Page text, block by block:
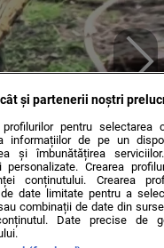
și partenerii noștri
profilurilor pentru selectarea
informațiilor de pe un
și îmbunătățirea
personalizate. Crearea
conținutului. Crearea
de date limitate pentru a
combinații de date din
Date precise de